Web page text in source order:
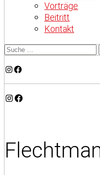
Vorträge
Beitritt
Kontakt
Instagram
Facebook
Instagram
Facebook